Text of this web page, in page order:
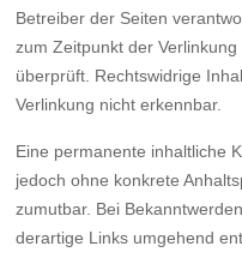
Betreiber der Seiten
zum Zeitpunkt der
überprüft. Rechtswidrige
Verlinkung nicht erkennbar.
Eine permanente inhaltliche
jedoch ohne konkrete
zumutbar. Bei
derartige Links umgehend